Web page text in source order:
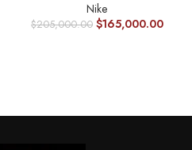
Nike
$205,000.00 $165,000.00